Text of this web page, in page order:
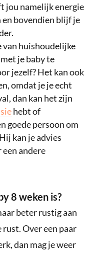
jou namelijk energie
bovendien blijf je
van huishoudelijke
je baby te
jezelf? Het kan ook
omdat je je echt
dan kan het zijn
hebt of
goede persoon om
kan je advies
andere
8 weken is?
beter rustig aan
Over een paar
dan mag je weer